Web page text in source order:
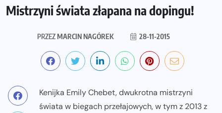
Mistrzyni świata złapana na dopingu!
PRZEZMARCIN NAGÓREK 28-11-2015
Kenijka Emily Chebet, dwukrotna mistrzyni
świata w biegach przełajowych, w tym z 2013 z